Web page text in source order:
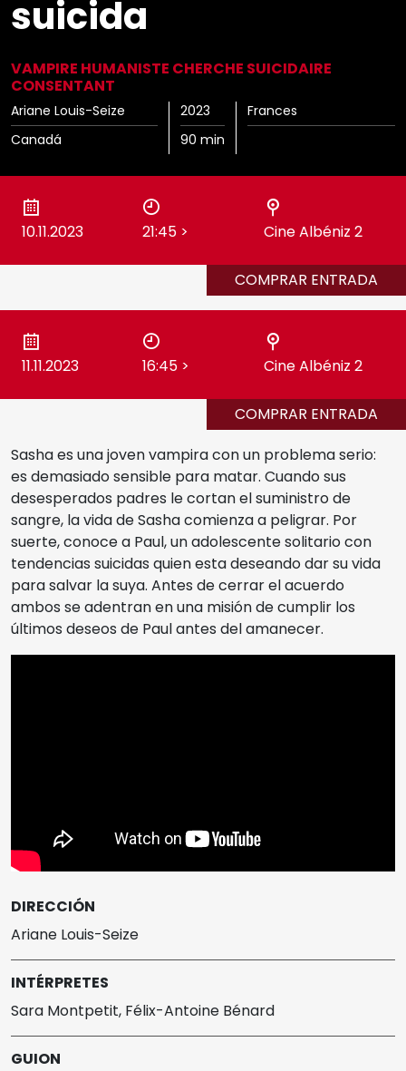
Noviembre Fantasma
Ediciones Anteriores
Reglamento
Salón de Actos E.T.S.I.
Galería Central
suicida
VAMPIRE HUMANISTE CHERCHE SUICIDAIRE
CONSENTANT
Ariane Louis-Seize
Canadá
2023
90 min
Frances
10.11.2023 21:45 > Cine Albéniz 2
COMPRAR ENTRADA
11.11.2023 16:45 > Cine Albéniz 2
COMPRAR ENTRADA
Sasha es una joven vampira con un problema serio:
es demasiado sensible para matar. Cuando sus
desesperados padres le cortan el suministro de
sangre, la vida de Sasha comienza a peligrar. Por
suerte, conoce a Paul, un adolescente solitario con
tendencias suicidas quien esta deseando dar su vida
para salvar la suya. Antes de cerrar el acuerdo
ambos se adentran en una misión de cumplir los
últimos deseos de Paul antes del amanecer.
DIRECCIÓN
Ariane Louis-Seize
INTÉRPRETES
Sara Montpetit, Félix-Antoine Bénard
GUION